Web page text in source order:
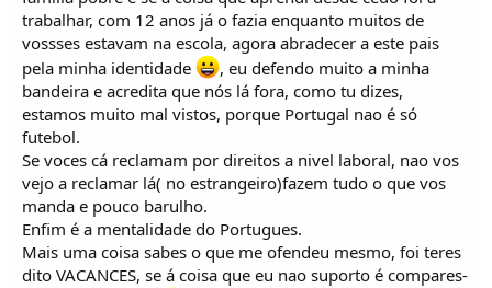
trabalhar, com 12 anos já o fazia enquanto muitos de
vossses estavam na escola, agora abradecer a este pais
pela minha identidade
, eu defendo muito a minha
bandeira e acredita que nós lá fora, como tu dizes,
estamos muito mal vistos, porque Portugal nao é só
futebol.
Se voces cá reclamam por direitos a nivel laboral, nao vos
vejo a reclamar lá( no estrangeiro)fazem tudo o que vos
manda e pouco barulho.
Enfim é a mentalidade do Portugues.
Mais uma coisa sabes o que me ofendeu mesmo, foi teres
dito VACANCES, se á coisa que eu nao suporto é compares-